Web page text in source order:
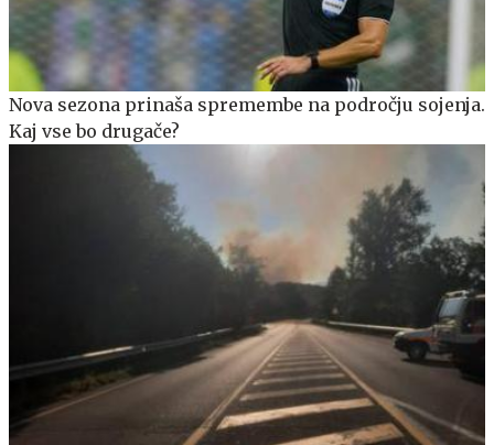
Nova sezona prinaša spremembe na področju sojenja.
Kaj vse bo drugače?